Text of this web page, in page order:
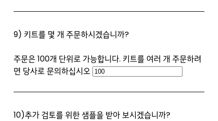
9) 키트를 몇 개 주문하시겠습니까?
주문은 100개 단위로 가능합니다. 키트를 여러 개 주문하려
면 당사로 문의하십시오
10)추가 검토를 위한 샘플을 받아 보시겠습니까?